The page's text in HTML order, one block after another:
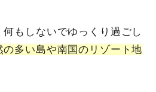
もしないでゆっくり過ごし
の多い島や南国のリゾート地